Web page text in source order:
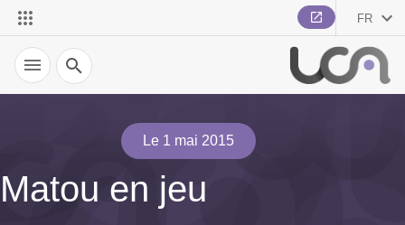
FR
Recherche
Le 1 mai 2015
Matou en jeu